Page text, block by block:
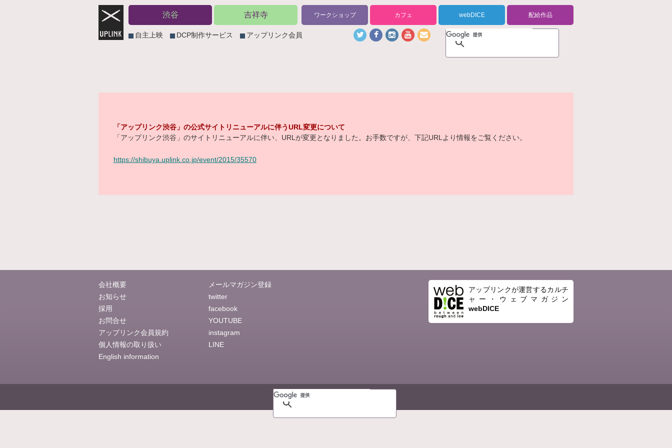
渋谷 吉祥寺 ワークショップ カフェ webDICE 配給作品
自主上映 DCP制作サービス アップリンク会員
「アップリンク渋谷」の公式サイトリニューアルに伴うURL変更について
「アップリンク渋谷」のサイトリニューアルに伴い、URLが変更となりました。お手数ですが、下記URLより情報をご覧ください。
https://shibuya.uplink.co.jp/event/2015/35570
会社概要
お知らせ
採用
お問合せ
アップリンク会員規約
個人情報の取り扱い
English information
メールマガジン登録
twitter
facebook
YOUTUBE
instagram
LINE
アップリンクが運営するカルチ
ャー・ウェブマガジン
webDICE